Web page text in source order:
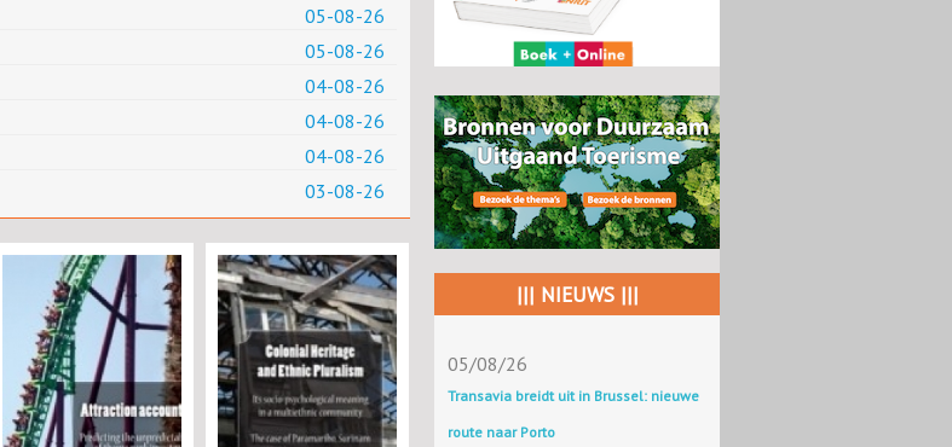
05-08-26
05-08-26
04-08-26
04-08-26
04-08-26
03-08-26
||| NIEUWS |||
05/08/26
Transavia breidt uit in Brussel: nieuwe
route naar Porto